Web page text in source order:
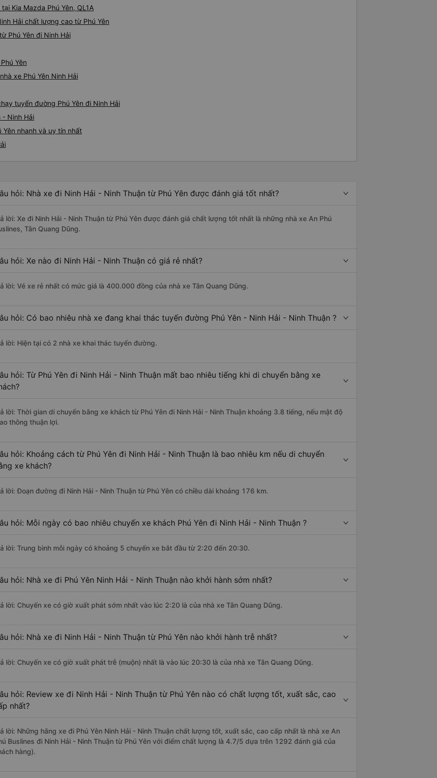
Kia Mazda Phú Yên, QL1A
Hải chất lượng cao từ Phú Yên
Phú Yên đi Ninh Hải
Yên
xe Phú Yên Ninh Hải
tuyến đường Phú Yên đi Ninh Hải
- Ninh Hải
nhanh và uy tín nhất
hỏi: Nhà xe đi Ninh Hải - Ninh Thuận từ Phú Yên được đánh giá tốt nhất?
lời: Xe đi Ninh Hải - Ninh Thuận từ Phú Yên được đánh giá chất lượng tốt nhất là những nhà xe An Phú
Tân Quang Dũng.
hỏi: Xe nào đi Ninh Hải - Ninh Thuận có giá rẻ nhất?
lời: Vé xe rẻ nhất có mức giá là 400.000 đồng của nhà xe Tân Quang Dũng.
hỏi: Có bao nhiêu nhà xe đang khai thác tuyến đường Phú Yên - Ninh Hải - Ninh Thuận ?
lời: Hiện tại có 2 nhà xe khai thác tuyến đường.
hỏi: Từ Phú Yên đi Ninh Hải - Ninh Thuận mất bao nhiêu tiếng khi di chuyển bằng xe
lời: Thời gian di chuyển bằng xe khách từ Phú Yên đi Ninh Hải - Ninh Thuận khoảng 3.8 tiếng, nếu mật độ
thông thuận lợi.
hỏi: Khoảng cách từ Phú Yên đi Ninh Hải - Ninh Thuận là bao nhiêu km nếu di chuyển
xe khách?
lời: Đoạn đường đi Ninh Hải - Ninh Thuận từ Phú Yên có chiều dài khoảng 176 km.
hỏi: Mỗi ngày có bao nhiêu chuyến xe khách Phú Yên đi Ninh Hải - Ninh Thuận ?
lời: Trung bình mỗi ngày có khoảng 5 chuyến xe bắt đầu từ 2:20 đến 20:30.
hỏi: Nhà xe đi Phú Yên Ninh Hải - Ninh Thuận nào khởi hành sớm nhất?
lời: Chuyến xe có giờ xuất phát sớm nhất vào lúc 2:20 là của nhà xe Tân Quang Dũng.
hỏi: Nhà xe đi Ninh Hải - Ninh Thuận từ Phú Yên nào khởi hành trễ nhất?
lời: Chuyến xe có giờ xuất phát trễ (muộn) nhất là vào lúc 20:30 là của nhà xe Tân Quang Dũng.
hỏi: Review xe đi Ninh Hải - Ninh Thuận từ Phú Yên nào có chất lượng tốt, xuất sắc, cao
nhất?
lời: Những hãng xe đi Phú Yên Ninh Hải - Ninh Thuận chất lượng tốt, xuất sắc, cao cấp nhất là nhà xe An
Buslines đi Ninh Hải - Ninh Thuận từ Phú Yên với điểm chất lượng là 4.7/5 dựa trên 1292 đánh giá của
hàng).